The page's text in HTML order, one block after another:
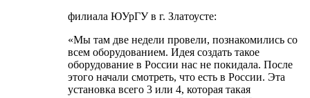
филиала ЮУрГУ в г. Златоусте:
«Мы там две недели провели, познакомились со
всем оборудованием. Идея создать такое
оборудование в России нас не покидала. После
этого начали смотреть, что есть в России. Эта
установка всего 3 или 4, которая такая